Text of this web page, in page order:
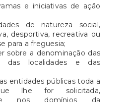
e iniciativas de ação
de natureza social,
desportiva, recreativa ou
para a freguesia;
sobre a denominação das
das localidades e das
entidades públicas toda a
lhe for solicitada,
nos domínios da